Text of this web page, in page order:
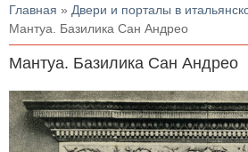
Вы здесь
Главная » Двери и порталы в
Мантуа. Базилика Сан Андрео
Мантуа. Базилика Сан Андрео